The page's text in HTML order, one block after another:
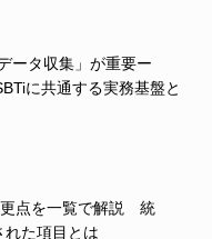
ータ収集」が重要ー
に共通する実務基盤と
更点を一覧で解説 統
れた項目とは